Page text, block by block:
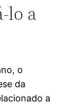
lo a
o
da
a